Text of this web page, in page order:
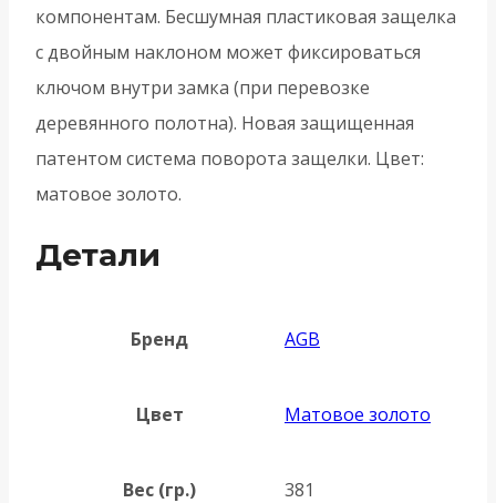
компонентам. Бесшумная пластиковая защелка
с двойным наклоном может фиксироваться
ключом внутри замка (при перевозке
деревянного полотна). Новая защищенная
патентом система поворота защелки. Цвет:
матовое золото.
Детали
Бренд AGB
Цвет Матовое золото
Вес (гр.) 381